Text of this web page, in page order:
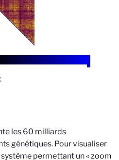
les 60 milliards
génétiques. Pour visualiser
permettant un « zoom